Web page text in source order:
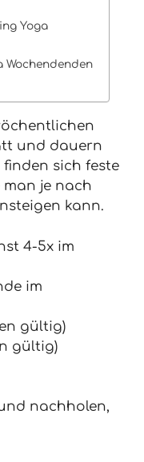
Yoga
Wochendenden
und dauern
sich feste
man je nach
kann.
4-5x im
im
gültig)
gültig)
nachholen,